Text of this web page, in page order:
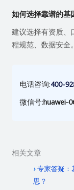
如何选择靠谱的基
建议选择有资质、
程规范、数据安全
电话咨询:400-
微信号:huawei-
相关文章
专家答疑：
思？